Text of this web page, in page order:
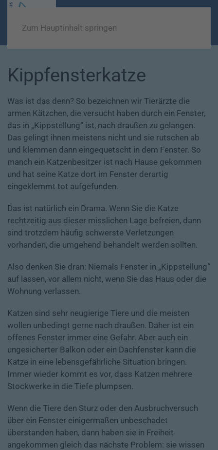
Zum Hauptinhalt springen
Kippfensterkatze
Was ist das denn? So bezeichnen wir Tierärzte die
armen Kätzchen, die versucht haben durch ein Fenster,
das in „Kippstellung“ ist, nach draußen zu gelangen.
Das gelingt ihnen meistens nicht und sie rutschen ab
und klemmen dann eingequetscht in dem Fenster. So
manch ein Katzenbesitzer ist nach Hause gekommen
und hat seine Katze dort im Fenster derartig
eingeklemmt tot aufgefunden.
Das ist natürlich ein Drama. Wenn Sie die Katze
rechtzeitig aus dieser misslichen Lage befreien, dann
sind trotzdem häufig schwerste Verletzungen
vorhanden, die umgehend behandelt werden sollten.
Also denken Sie dran: Niemals Fenster in „Kippstellung“
auf lassen, vor allem nicht, wenn Sie das Haus oder die
Wohnung verlassen.
Katzen sind sehr neugierige Tiere und die meisten
wollen unbedingt gerne nach draußen. Daher ist ein
offenes Fenster immer eine Gefahr. Aber auch ein
ungesicherter Balkon oder ein Dachfenster kann die
Katze in eine lebensgefährliche Situation bringen.
Immer wieder kommt es vor, dass Katzen mehrere
Stockwerke in die Tiefe plumpsen.
Wenn die Tiere den Sturz oder den Ausbruchversuch
über ein Fenster einigermaßen unbeschadet
überstanden haben, dann haben sie in Freiheit
angekommen gleich das nächste Problem: sie wissen